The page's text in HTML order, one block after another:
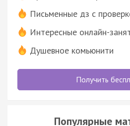
Письменные дз с
Интересные онлайн-
Душевное комьюнити
Получить
Популярные